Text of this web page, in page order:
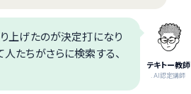
テキトー教師
.AI認定講師
上げたのが決定打になり
人たちがさらに検索する、